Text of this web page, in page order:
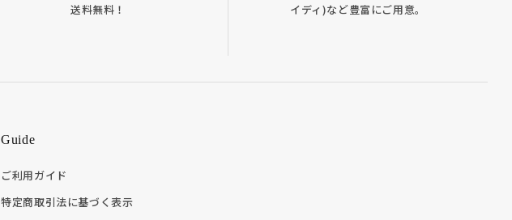
送料無料！
イディ)など豊富にご用意。
Guide
ご利用ガイド
特定商取引法に基づく表示